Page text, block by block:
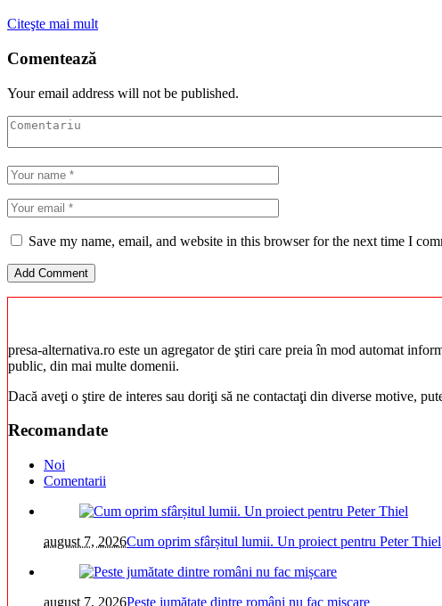
Citeşte mai mult
Comentează
Your email address will not be published.
Save my name, email, and website in this browser for the next time I
presa-alternativa.ro este un agregator de ştiri care preia în mod automat
public, din mai multe domenii.
Dacă aveţi o ştire de interes sau doriţi să ne contactaţi din diverse motive,
Recomandate
Noi
Comentarii
august 7, 2026Cum oprim sfârșitul lumii. Un proiect pentru Peter Thiel
august 7, 2026Peste jumătate dintre români nu fac mișcare